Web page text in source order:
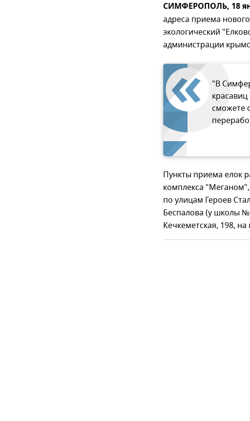
СИМФЕРОПОЛЬ, 18
адреса приема
экологический
администрации
"В
сможете
Пункты приема елок
комплекса
по улицам Героев
Беспалова (у школы
Кечкеметская, 198,